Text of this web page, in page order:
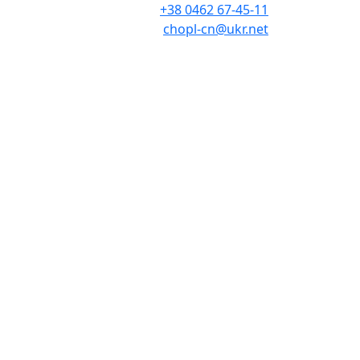
+38 0462 67-45-11
chopl-cn@ukr.net